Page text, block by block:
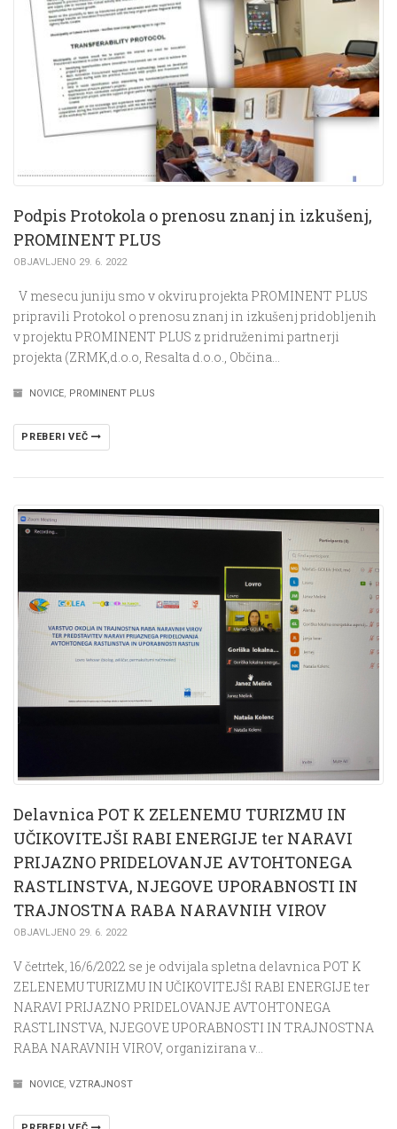
Podpis Protokola o prenosu znanj in izkušenj,
PROMINENT PLUS
OBJAVLJENO 29. 6. 2022
V mesecu juniju smo v okviru projekta PROMINENT PLUS
pripravili Protokol o prenosu znanj in izkušenj pridobljenih
v projektu PROMINENT PLUS z pridruženimi partnerji
projekta (ZRMK,d.o.o, Resalta d.o.o., Občina…
NOVICE, PROMINENT PLUS
PREBERI VEČ
Delavnica POT K ZELENEMU TURIZMU IN
UČIKOVITEJŠI RABI ENERGIJE ter NARAVI
PRIJAZNO PRIDELOVANJE AVTOHTONEGA
RASTLINSTVA, NJEGOVE UPORABNOSTI IN
TRAJNOSTNA RABA NARAVNIH VIROV
OBJAVLJENO 29. 6. 2022
V četrtek, 16/6/2022 se je odvijala spletna delavnica POT K
ZELENEMU TURIZMU IN UČIKOVITEJŠI RABI ENERGIJE ter
NARAVI PRIJAZNO PRIDELOVANJE AVTOHTONEGA
RASTLINSTVA, NJEGOVE UPORABNOSTI IN TRAJNOSTNA
RABA NARAVNIH VIROV, organizirana v…
NOVICE, VZTRAJNOST